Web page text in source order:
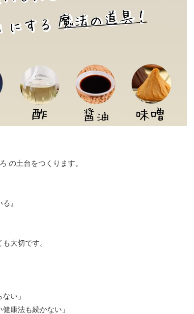
の土台をつくります。
』
大切です。
い」
康法も続かない」